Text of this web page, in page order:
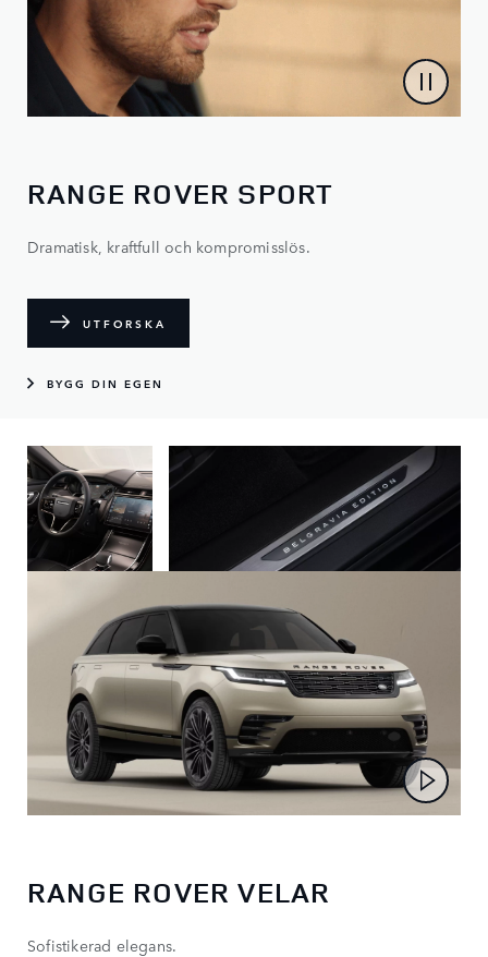
RANGE ROVER SPORT
Dramatisk, kraftfull och kompromisslös.
UTFORSKA
BYGG DIN EGEN
RANGE ROVER VELAR
Sofistikerad elegans.